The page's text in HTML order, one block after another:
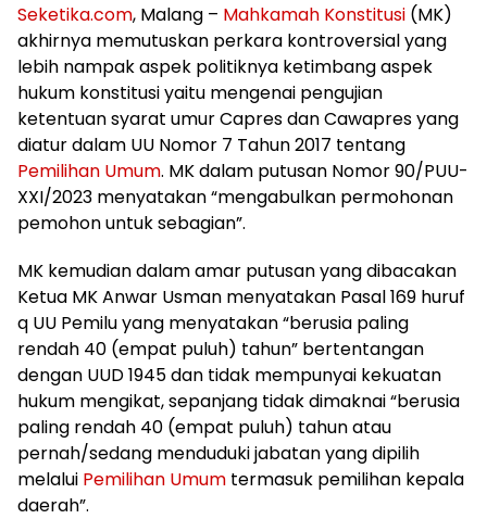
Seketika.com, Malang – Mahkamah Konstitusi (MK)
akhirnya memutuskan perkara kontroversial yang
lebih nampak aspek politiknya ketimbang aspek
hukum konstitusi yaitu mengenai pengujian
ketentuan syarat umur Capres dan Cawapres yang
diatur dalam UU Nomor 7 Tahun 2017 tentang
Pemilihan Umum. MK dalam putusan Nomor 90/PUU-
XXI/2023 menyatakan “mengabulkan permohonan
pemohon untuk sebagian”.
MK kemudian dalam amar putusan yang dibacakan
Ketua MK Anwar Usman menyatakan Pasal 169 huruf
q UU Pemilu yang menyatakan “berusia paling
rendah 40 (empat puluh) tahun” bertentangan
dengan UUD 1945 dan tidak mempunyai kekuatan
hukum mengikat, sepanjang tidak dimaknai “berusia
paling rendah 40 (empat puluh) tahun atau
pernah/sedang menduduki jabatan yang dipilih
melalui Pemilihan Umum termasuk pemilihan kepala
daerah”.